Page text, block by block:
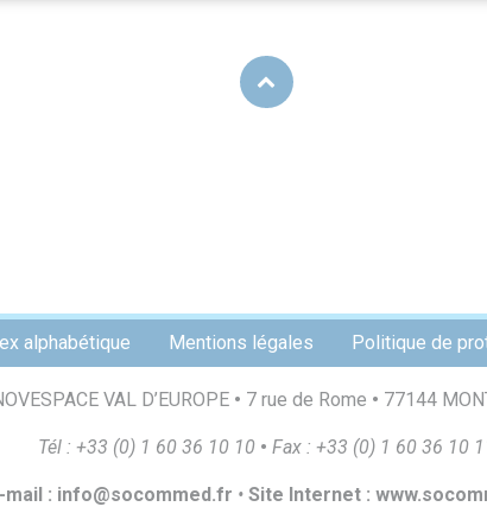
alphabétique Mentions légales Politique de
VAL D’EUROPE • 7 rue de Rome • 77144
Tél : +33 (0) 1 60 36 10 10 • Fax : +33 (0) 1 60 36 10 1
-mail : info@socommed.fr • Site Internet : www.soco